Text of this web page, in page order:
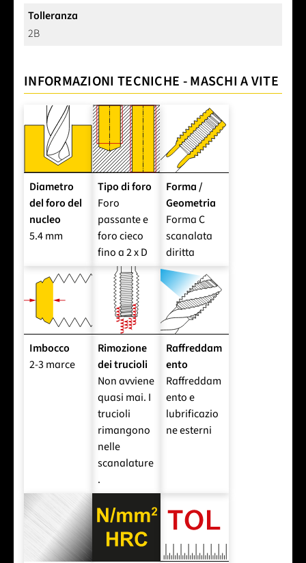
Tolleranza
2B
INFORMAZIONI TECNICHE - MASCHI A VITE
Diametro
del foro del
nucleo
5.4 mm
Tipo di foro
Foro
passante e
foro cieco
fino a 2 x D
Forma /
Geometria
Forma C
scanalata
diritta
Imbocco
2-3 marce
Rimozione
dei trucioli
Non avviene
quasi mai. I
trucioli
rimangono
nelle
scanalature
.
Raffreddam
ento
Raffreddam
ento e
lubrificazio
ne esterni